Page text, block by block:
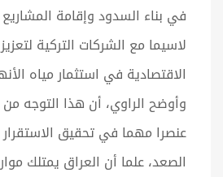
في بناء السدود وإقامة المشاريع
لاسيما مع الشركات التركية
الاقتصادية في استثمار مياه
وأوضح الراوي، أن هذا التوجه
عنصرا مهما في تحقيق
الصعد، علما أن العراق يمتلك